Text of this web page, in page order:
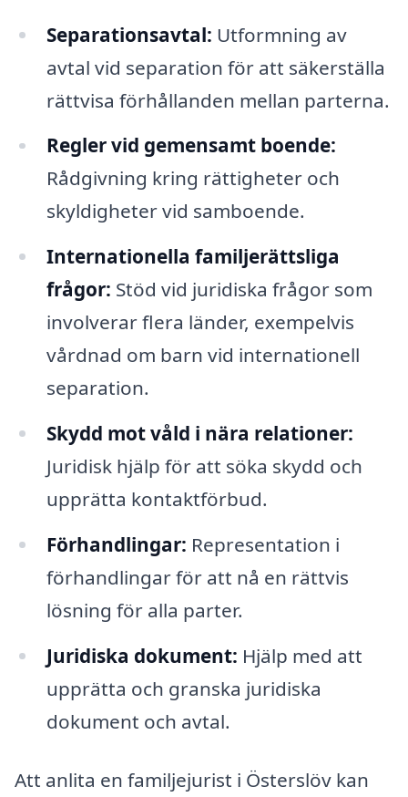
Separationsavtal: Utformning av
avtal vid separation för att säkerställa
rättvisa förhållanden mellan parterna.
Regler vid gemensamt boende:
Rådgivning kring rättigheter och
skyldigheter vid samboende.
Internationella familjerättsliga
frågor: Stöd vid juridiska frågor som
involverar flera länder, exempelvis
vårdnad om barn vid internationell
separation.
Skydd mot våld i nära relationer:
Juridisk hjälp för att söka skydd och
upprätta kontaktförbud.
Förhandlingar: Representation i
förhandlingar för att nå en rättvis
lösning för alla parter.
Juridiska dokument: Hjälp med att
upprätta och granska juridiska
dokument och avtal.
Att anlita en familjejurist i Österslöv kan